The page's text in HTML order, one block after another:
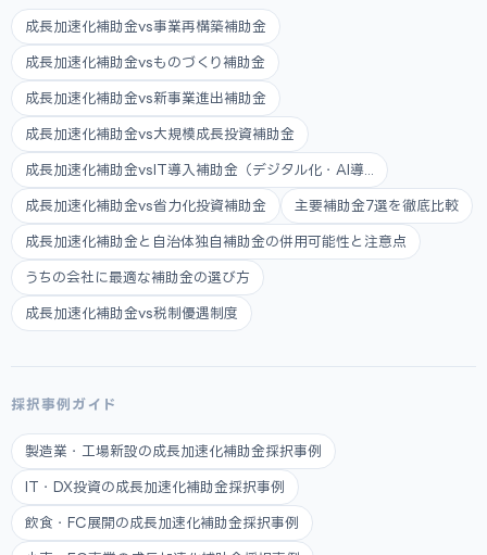
成長加速化補助金vs事業再構築補助金
成長加速化補助金vsものづくり補助金
成長加速化補助金vs新事業進出補助金
成長加速化補助金vs大規模成長投資補助金
成長加速化補助金vsIT導入補助金（デジタル化・AI導...
成長加速化補助金vs省力化投資補助金 主要補助金7選を徹底比較
成長加速化補助金と自治体独自補助金の併用可能性と注意点
うちの会社に最適な補助金の選び方
成長加速化補助金vs税制優遇制度
採択事例ガイド
製造業・工場新設の成長加速化補助金採択事例
IT・DX投資の成長加速化補助金採択事例
飲食・FC展開の成長加速化補助金採択事例